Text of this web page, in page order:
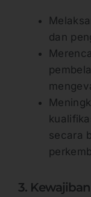
dan
secara
3.